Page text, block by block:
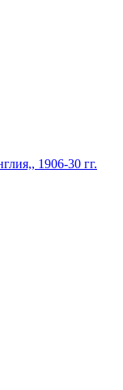
1906-30 гг.